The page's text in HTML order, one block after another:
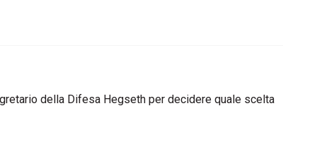
della Difesa Hegseth per decidere quale scelta